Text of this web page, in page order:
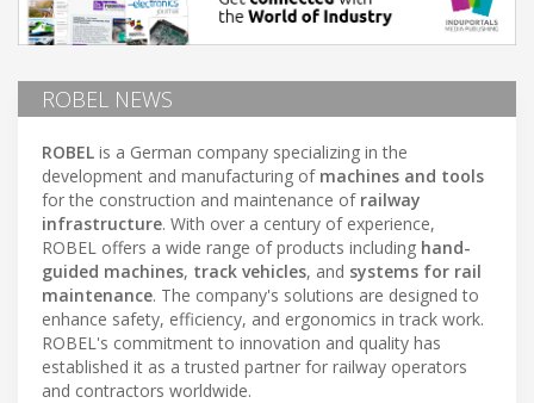
ROBEL NEWS
ROBEL is a German company specializing in the
development and manufacturing of machines and tools
for the construction and maintenance of railway
infrastructure. With over a century of experience,
ROBEL offers a wide range of products including hand-
guided machines, track vehicles, and systems for rail
maintenance. The company's solutions are designed to
enhance safety, efficiency, and ergonomics in track work.
ROBEL's commitment to innovation and quality has
established it as a trusted partner for railway operators
and contractors worldwide.